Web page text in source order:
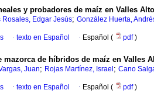
y probadores de maíz en Valles
Rosales, Edgar Jesús; González Huerta,
· texto en Español · Español ( pdf)
mazorca de híbridos de maíz en Valles
Juan; Rojas Martínez, Israel ; Cano
· texto en Español · Español ( pdf)